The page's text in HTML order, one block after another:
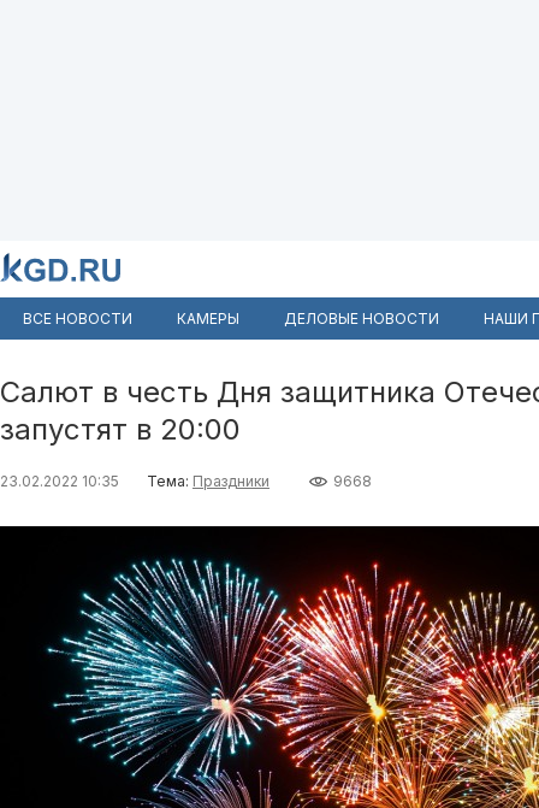
ВСЕ НОВОСТИ КАМЕРЫ ДЕЛОВЫЕ НОВОСТИ НАШИ
Салют в честь Дня защитника
запустят в 20:00
23.02.2022 10:35 Тема: Праздники 9668